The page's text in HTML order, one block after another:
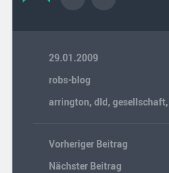
29.01.2009
robs-blog
arrington, dld, gesellschaft,
Vorheriger Beitrag
Nächster Beitrag